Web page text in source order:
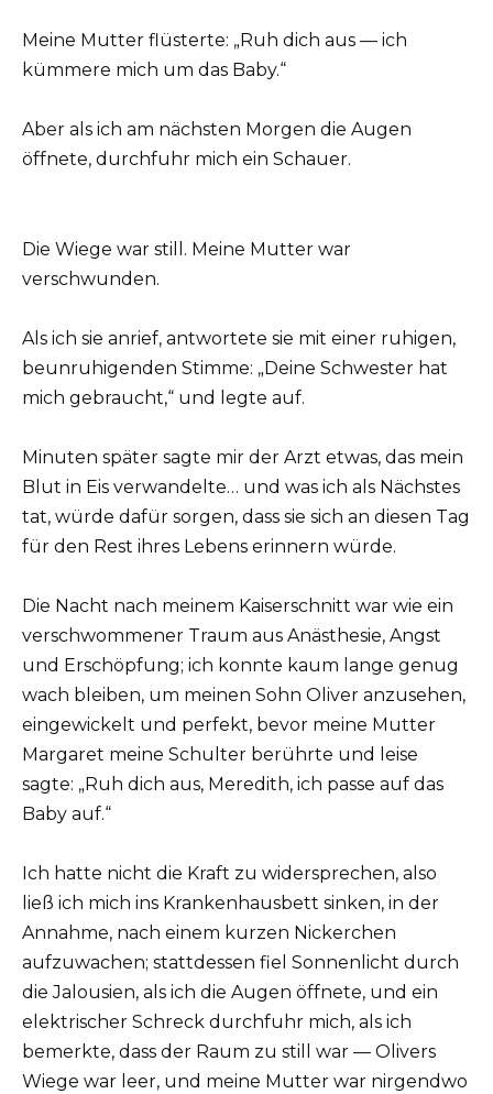
Meine Mutter flüsterte: „Ruh dich aus — ich
kümmere mich um das Baby.“
Aber als ich am nächsten Morgen die Augen
öffnete, durchfuhr mich ein Schauer.
Die Wiege war still. Meine Mutter war
verschwunden.
Als ich sie anrief, antwortete sie mit einer ruhigen,
beunruhigenden Stimme: „Deine Schwester hat
mich gebraucht,“ und legte auf.
Minuten später sagte mir der Arzt etwas, das mein
Blut in Eis verwandelte… und was ich als Nächstes
tat, würde dafür sorgen, dass sie sich an diesen Tag
für den Rest ihres Lebens erinnern würde.
Die Nacht nach meinem Kaiserschnitt war wie ein
verschwommener Traum aus Anästhesie, Angst
und Erschöpfung; ich konnte kaum lange genug
wach bleiben, um meinen Sohn Oliver anzusehen,
eingewickelt und perfekt, bevor meine Mutter
Margaret meine Schulter berührte und leise
sagte: „Ruh dich aus, Meredith, ich passe auf das
Baby auf.“
Ich hatte nicht die Kraft zu widersprechen, also
ließ ich mich ins Krankenhausbett sinken, in der
Annahme, nach einem kurzen Nickerchen
aufzuwachen; stattdessen fiel Sonnenlicht durch
die Jalousien, als ich die Augen öffnete, und ein
elektrischer Schreck durchfuhr mich, als ich
bemerkte, dass der Raum zu still war — Olivers
Wiege war leer, und meine Mutter war nirgendwo